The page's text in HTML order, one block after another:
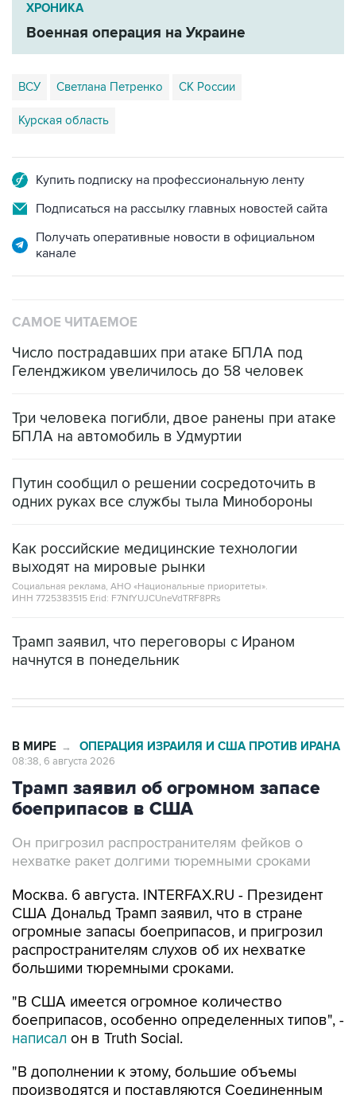
ХРОНИКА
Военная операция на Украине
ВСУ Светлана Петренко СК России
Курская область
Купить подписку на профессиональную ленту
Подписаться на рассылку главных новостей сайта
Получать оперативные новости в официальном
канале
САМОЕ ЧИТАЕМОЕ
Число пострадавших при атаке БПЛА под
Геленджиком увеличилось до 58 человек
Три человека погибли, двое ранены при атаке
БПЛА на автомобиль в Удмуртии
Путин сообщил о решении сосредоточить в
одних руках все службы тыла Минобороны
Как российские медицинские технологии
выходят на мировые рынки
Социальная реклама, АНО «Национальные приоритеты».
ИНН 7725383515 Erid: F7NfYUJCUneVdTRF8PRs
Трамп заявил, что переговоры с Ираном
начнутся в понедельник
В МИРЕ → ОПЕРАЦИЯ ИЗРАИЛЯ И США ПРОТИВ ИРАНА
08:38, 6 августа 2026
Трамп заявил об огромном запасе
боеприпасов в США
Он пригрозил распространителям фейков о
нехватке ракет долгими тюремными сроками
Москва. 6 августа. INTERFAX.RU - Президент
США Дональд Трамп заявил, что в стране
огромные запасы боеприпасов, и пригрозил
распространителям слухов об их нехватке
большими тюремными сроками.
"В США имеется огромное количество
боеприпасов, особенно определенных типов", -
написал он в Truth Social.
"В дополнении к этому, большие объемы
производятся и поставляются Соединенным